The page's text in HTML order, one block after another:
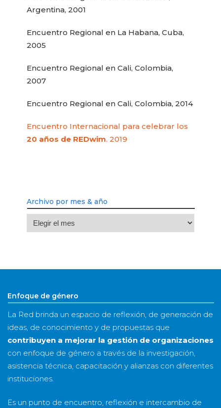
Argentina, 2001
Encuentro Regional en La Habana, Cuba,
2005
Encuentro Regional en Cali, Colombia,
2007
Encuentro Regional en Cali, Colombia, 2014
Encuentro Internacional para celebrar los
20 años de REDwim. 2019
Archivo por mes & año
Archivo
por
año
Enfoque de género
La Red brinda un espacio de reflexión, de generación de
ideas, de conocimiento y de propuestas que
contribuyen a mejorar la gestión de organizaciones
con enfoque de género a través de la investigación,
asistencia técnica, capacitación y alianzas con diferentes
instituciones.
Es un punto de encuentro, reflexión e intercambio de